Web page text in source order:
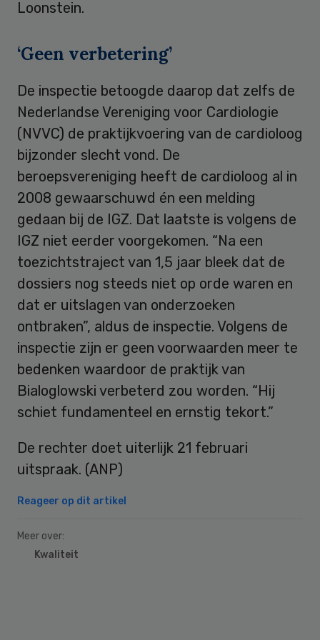
Loonstein.
‘Geen verbetering’
De inspectie betoogde daarop dat zelfs de
Nederlandse Vereniging voor Cardiologie
(NVVC) de praktijkvoering van de cardioloog
bijzonder slecht vond. De
beroepsvereniging heeft de cardioloog al in
2008 gewaarschuwd én een melding
gedaan bij de IGZ. Dat laatste is volgens de
IGZ niet eerder voorgekomen. “Na een
toezichtstraject van 1,5 jaar bleek dat de
dossiers nog steeds niet op orde waren en
dat er uitslagen van onderzoeken
ontbraken”, aldus de inspectie. Volgens de
inspectie zijn er geen voorwaarden meer te
bedenken waardoor de praktijk van
Bialoglowski verbeterd zou worden. “Hij
schiet fundamenteel en ernstig tekort.”
De rechter doet uiterlijk 21 februari
uitspraak. (ANP)
Reageer op dit artikel
Meer over:
Kwaliteit